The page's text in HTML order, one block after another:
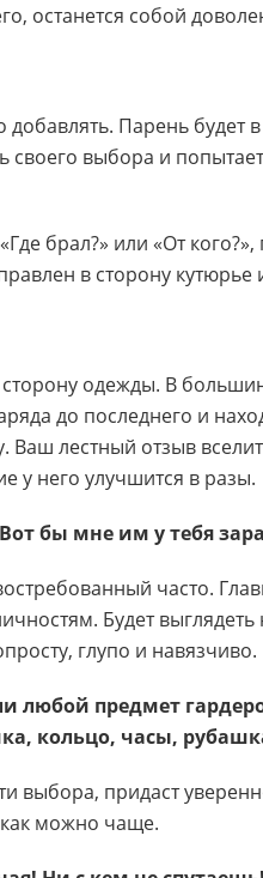
останется собой
Парень будет
своего выбора и
брал?» или «От
в сторону кутюрье
одежды. В
до последнего и
Ваш лестный отзыв
у него улучшится в разы.
бы мне им у тебя
часто.
Будет выглядеть
глупо и навязчиво.
любой предмет
кольцо, часы,
выбора, придаст
можно чаще.